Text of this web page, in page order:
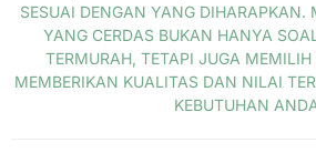
SESUAI DENGAN YANG DIHARAPKAN.
YANG CERDAS BUKAN HANYA
TERMURAH, TETAPI JUGA MEMILIH
MEMBERIKAN KUALITAS DAN NILAI
KEBUTUHAN